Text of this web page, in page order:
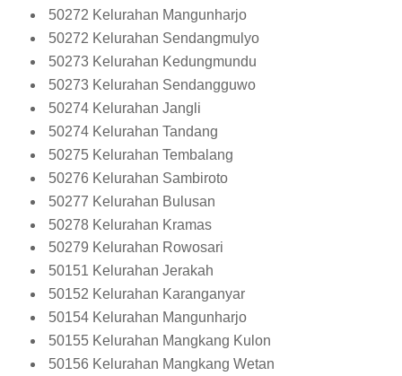
50272 Kelurahan Mangunharjo
50272 Kelurahan Sendangmulyo
50273 Kelurahan Kedungmundu
50273 Kelurahan Sendangguwo
50274 Kelurahan Jangli
50274 Kelurahan Tandang
50275 Kelurahan Tembalang
50276 Kelurahan Sambiroto
50277 Kelurahan Bulusan
50278 Kelurahan Kramas
50279 Kelurahan Rowosari
50151 Kelurahan Jerakah
50152 Kelurahan Karanganyar
50154 Kelurahan Mangunharjo
50155 Kelurahan Mangkang Kulon
50156 Kelurahan Mangkang Wetan